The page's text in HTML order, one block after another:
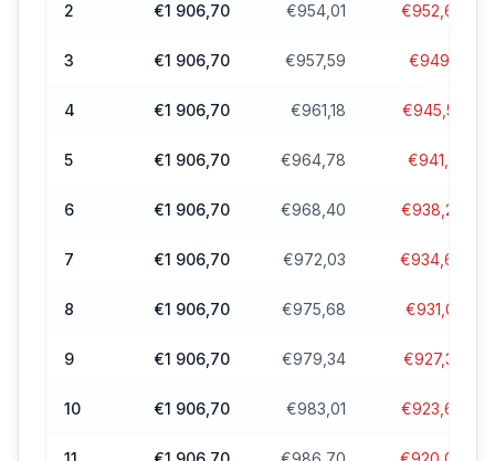
2 €1 906,70 €954,01 €952,69
3 €1 906,70 €957,59 €949,11
4 €1 906,70 €961,18 €945,52
5 €1 906,70 €964,78 €941,91
6 €1 906,70 €968,40 €938,29
7 €1 906,70 €972,03 €934,66
8 €1 906,70 €975,68 €931,02
9 €1 906,70 €979,34 €927,36
10 €1 906,70 €983,01 €923,69